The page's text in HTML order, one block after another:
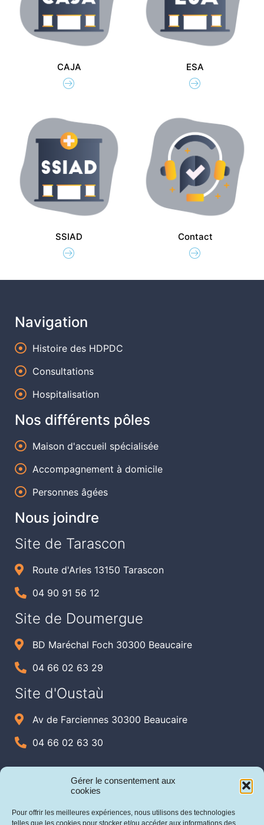
Gérer le consentement aux
cookies
Pour offrir les meilleures expériences, nous utilisons des technologies
telles que les cookies pour stocker et/ou accéder aux informations des
CAJA ESA
SSIAD Contact
Navigation
Histoire des HDPDC
Consultations
Hospitalisation
Nos différents pôles
Maison d'accueil spécialisée
Accompagnement à domicile
Personnes âgées
Nous joindre
Site de Tarascon
Route d'Arles 13150 Tarascon
04 90 91 56 12
Site de Doumergue
BD Maréchal Foch 30300 Beaucaire
04 66 02 63 29
Site d'Oustaù
Av de Farciennes 30300 Beaucaire
04 66 02 63 30